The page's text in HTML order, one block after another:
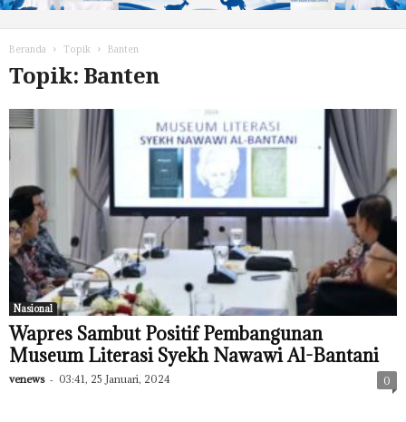
Beranda Topik Banten
Topik: Banten
Nasional
Wapres Sambut Positif Pembangunan
Museum Literasi Syekh Nawawi Al-Bantani
venews - 03:41, 25 Januari, 2024 0